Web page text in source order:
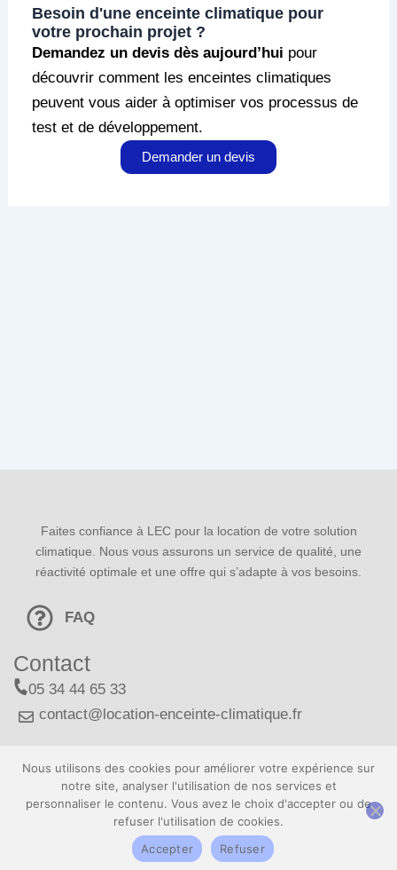
Besoin d'une enceinte climatique pour
votre prochain projet ?
Demandez un devis dès aujourd’hui pour
découvrir comment les enceintes climatiques
peuvent vous aider à optimiser vos processus de
test et de développement.
Demander un devis
Faites confiance à LEC pour la location de votre solution
climatique. Nous vous assurons un service de qualité, une
réactivité optimale et une offre qui s’adapte à vos besoins.
FAQ
Contact
05 34 44 65 33
contact@location-enceinte-climatique.fr
Demander un devis
@copyright LEC 2024Mentions légales
Politique de confidentialité
Nous utilisons des cookies pour améliorer votre expérience sur
notre site, analyser l'utilisation de nos services et
personnaliser le contenu. Vous avez le choix d'accepter ou de
refuser l'utilisation de cookies.
Accepter
Refuser